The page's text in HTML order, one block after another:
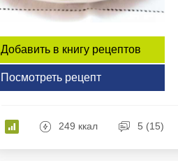
Добавить в книгу рецептов
Посмотреть рецепт
249 ккал 5 (15)